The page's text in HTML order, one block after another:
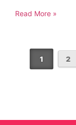
Read More »
1 2